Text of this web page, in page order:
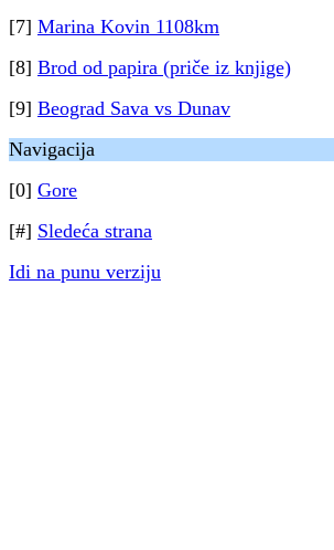
[7] Marina Kovin 1108km
[8] Brod od papira (priče iz knjige)
[9] Beograd Sava vs Dunav
Navigacija
[0] Gore
[#] Sledeća strana
Idi na punu verziju